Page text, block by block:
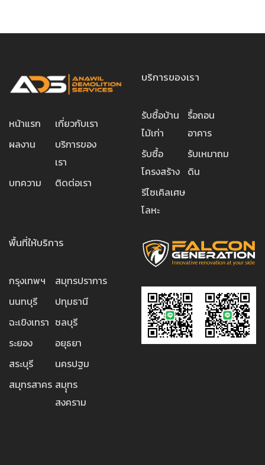
หน้าแรก
เกี่ยวกับเรา
ผลงาน
บริการของ
เรา
บทความ
ติดต่อเรา
บริการของเรา
รับซื้อบ้าน
ไม้เก่า
รื้อถอน
อาคาร
รับซื้อ
โครงสร้าง
รับเหมาถม
ดิน
รีไซเคิลเศษ
โลหะ
พื้นที่ให้บริการ
กรุงเทพฯ
สมุทรปราการ
นนทบุรี
ปทุมธานี
ฉะเขิงเทรา ชลบุรี
ระยอง
อยุธยา
สระบุรี
นครปฐม
สมุทรสาคร สมุุทร
สงคราม